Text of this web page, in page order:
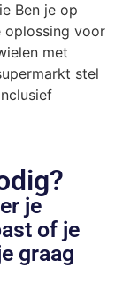
Ben je op
oplossing voor
met
stel
je
of je
graag